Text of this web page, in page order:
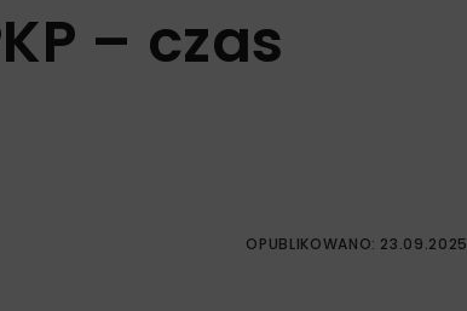
– czas
OPUBLIKOWANO: 23.09.2025